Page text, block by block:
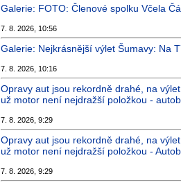
Galerie: FOTO: Členové spolku Včela
7. 8. 2026, 10:56
Galerie: Nejkrásnější výlet Šumavy: Na
7. 8. 2026, 10:16
Opravy aut jsou rekordně drahé, na
už motor není nejdražší položkou -
7. 8. 2026, 9:29
Opravy aut jsou rekordně drahé, na
už motor není nejdražší položkou -
7. 8. 2026, 9:29